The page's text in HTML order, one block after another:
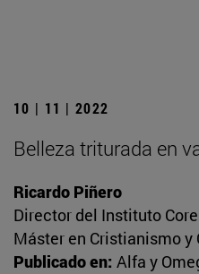
10 | 11 | 2022
Belleza triturada en
Ricardo Piñero
Director del Instituto
Máster en Cristianismo y
Publicado en: Alfa y